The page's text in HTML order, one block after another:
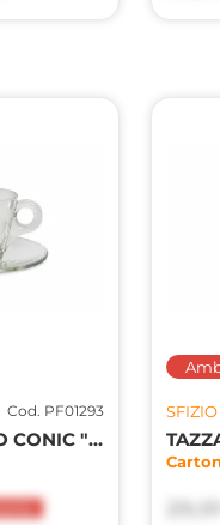
Cod. PF01293
PIATTINO VETRO CONIC "ESPRESSO" 6PZ